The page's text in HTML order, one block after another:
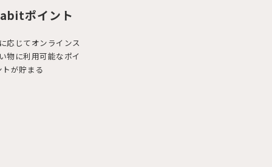
ポイント
応じてオンラインス
物に利用可能なポイ
トが貯まる